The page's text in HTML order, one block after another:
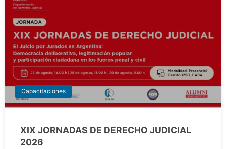
Capacitaciones
XIX JORNADAS DE DERECHO JUDICIAL
2026